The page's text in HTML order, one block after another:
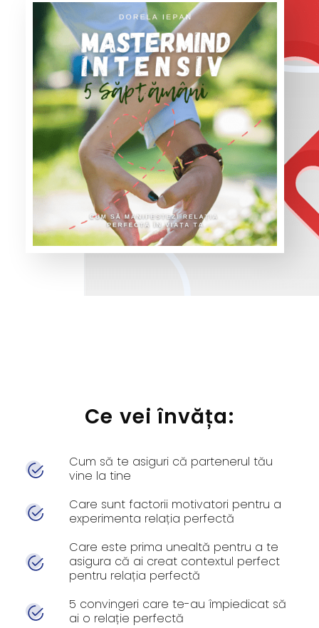
Ce vei învăța:
Cum să te asiguri că partenerul tău
vine la tine
Care sunt factorii motivatori pentru a
experimenta relația perfectă
Care este prima unealtă pentru a te
asigura că ai creat contextul perfect
pentru relația perfectă
5 convingeri care te-au împiedicat să
ai o relație perfectă